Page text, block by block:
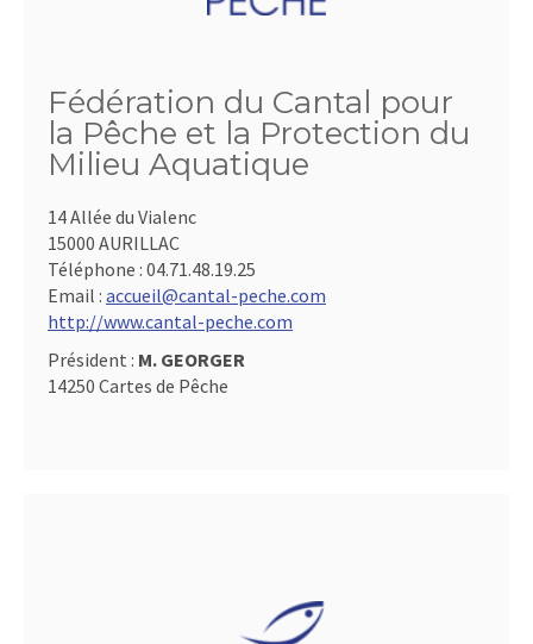
Fédération du Cantal pour
la Pêche et la Protection du
Milieu Aquatique
14 Allée du Vialenc
15000 AURILLAC
Téléphone : 04.71.48.19.25
Email : accueil@cantal-peche.com
http://www.cantal-peche.com
Président : M. GEORGER
14250 Cartes de Pêche